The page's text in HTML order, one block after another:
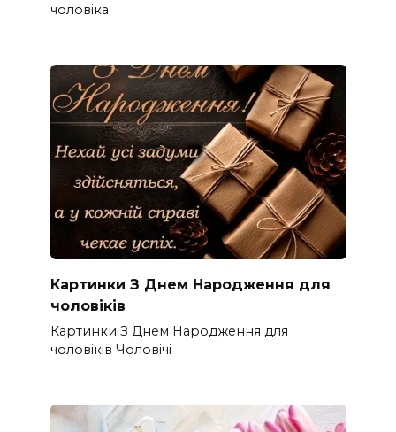
чоловіка
Картинки З Днем Народження для
чоловіків​
Картинки З Днем Народження для
чоловіків​ Чоловічі